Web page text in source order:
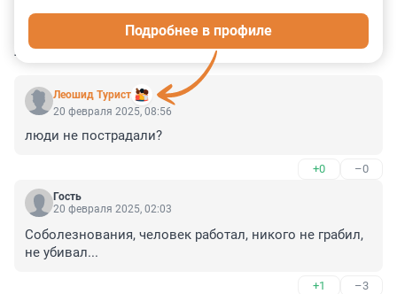
КОММЕНТАРИИ 7
Леошид Турист
Подробнее в профиле
20 февраля 2025, 08:56
люди не пострадали?
+0 –0
Гость
20 февраля 2025, 02:03
Соболезнования, человек работал, никого не грабил,
не убивал...
+1 –3